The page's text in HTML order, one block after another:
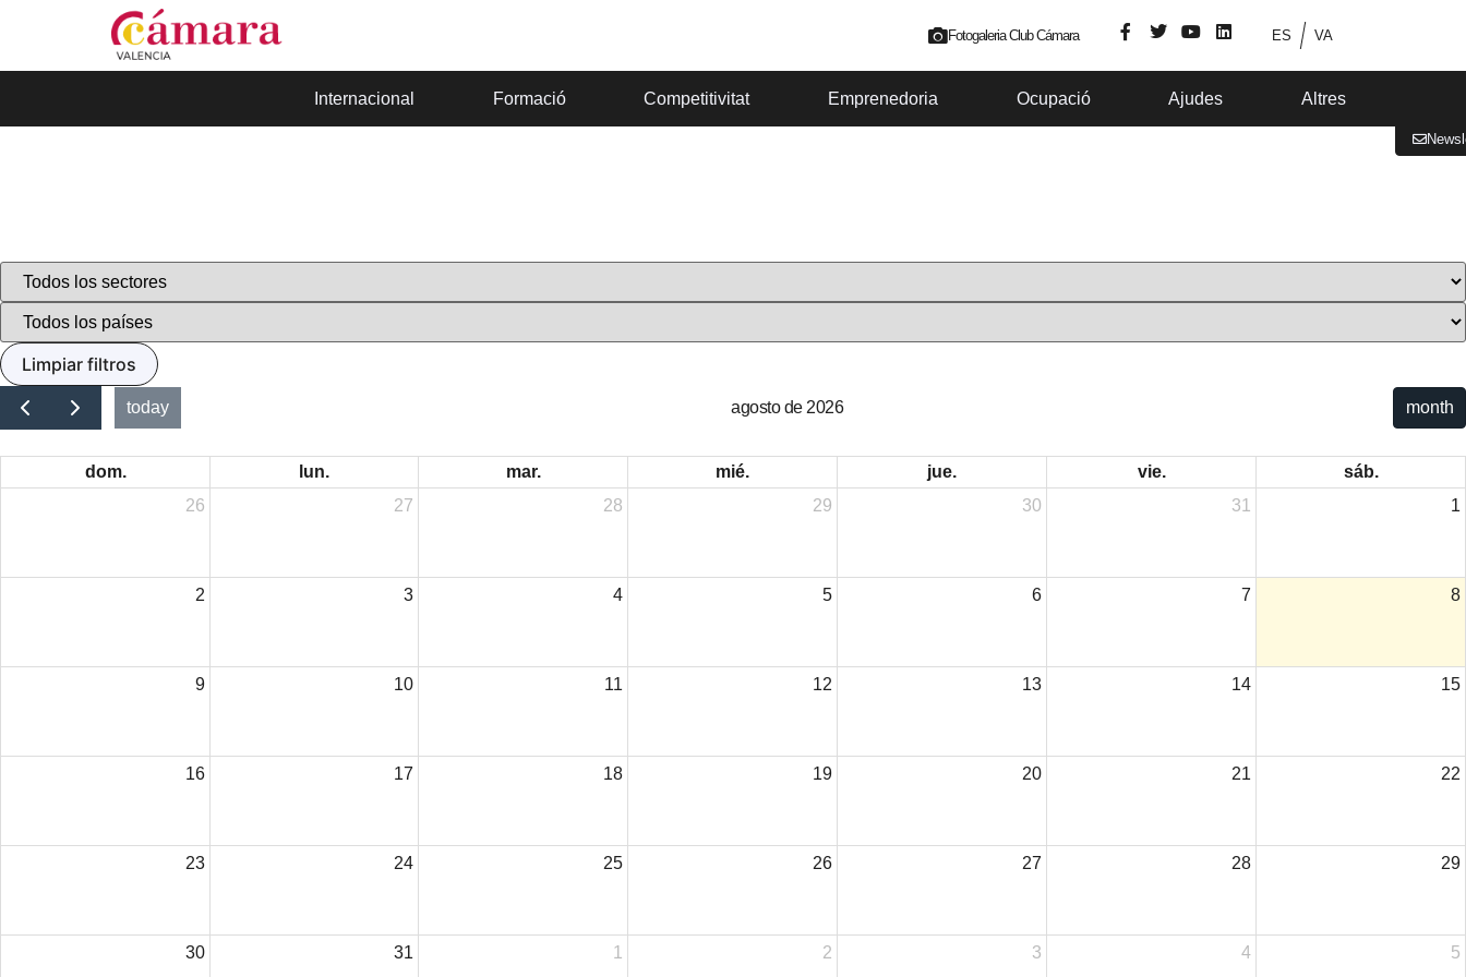
Fotogaleria Club Cámara ES VA
Internacional Formació Competitivitat Emprenedoria Ocupació Ajudes Altres
Limpiar filtros
today agosto de 2026 month
dom. lun. mar. mié. jue. vie.
sáb.
26
27 28 29 30 31 1
2 3 4 5 6 7 8
9 10 11 12 13 14 15
16 17 18 19 20 21 22
23 24 25 26 27 28 29
30 31 1 2 3 4 5